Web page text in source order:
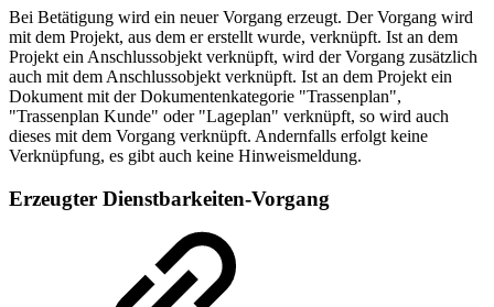
Bei Betätigung wird ein neuer Vorgang erzeugt. Der Vorgang wird
mit dem Projekt, aus dem er erstellt wurde, verknüpft. Ist an dem
Projekt ein Anschlussobjekt verknüpft, wird der Vorgang zusätzlich
auch mit dem Anschlussobjekt verknüpft. Ist an dem Projekt ein
Dokument mit der Dokumentenkategorie "Trassenplan",
"Trassenplan Kunde" oder "Lageplan" verknüpft, so wird auch
dieses mit dem Vorgang verknüpft. Andernfalls erfolgt keine
Verknüpfung, es gibt auch keine Hinweismeldung.
Erzeugter Dienstbarkeiten-Vorgang